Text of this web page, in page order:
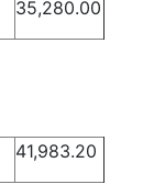
35,280.00
41,983.20